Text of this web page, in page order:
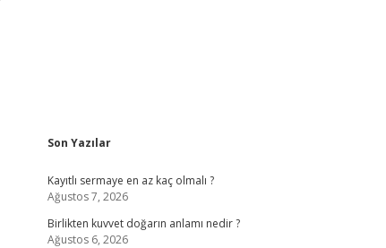
Sidebar
Son Yazılar
Kayıtlı sermaye en az kaç olmalı ?
Ağustos 7, 2026
Birlikten kuvvet doğarın anlamı nedir ?
Ağustos 6, 2026